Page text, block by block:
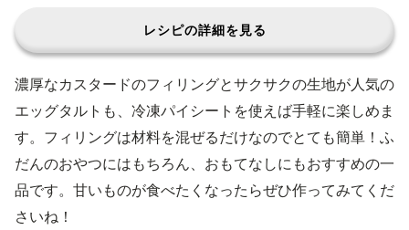
レシピの詳細を見る
濃厚なカスタードのフィリングとサクサクの生地が人気の
エッグタルトも、冷凍パイシートを使えば手軽に楽しめま
す。フィリングは材料を混ぜるだけなのでとても簡単！ふ
だんのおやつにはもちろん、おもてなしにもおすすめの一
品です。甘いものが食べたくなったらぜひ作ってみてくだ
さいね！